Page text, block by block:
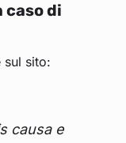
caso di
sul sito:
causa e